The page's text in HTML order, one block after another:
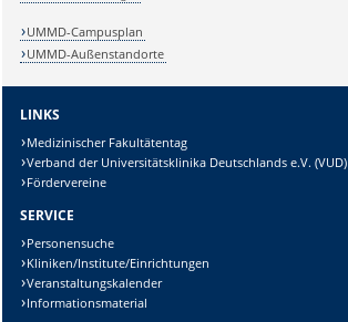
Sicherheitsabfrage:
Lösung:
UMMD-Campusplan
UMMD-Außenstandorte
LINKS
Medizinischer Fakultätentag
Verband der Universitätsklinika Deutschlands e.V. (VUD)
Fördervereine
SERVICE
Personensuche
Kliniken/Institute/Einrichtungen
Veranstaltungskalender
Informationsmaterial